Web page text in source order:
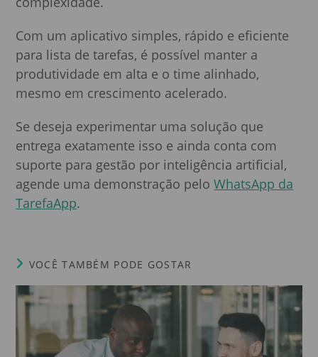
Com um aplicativo simples, rápido e eficiente
para lista de tarefas, é possível manter a
produtividade em alta e o time alinhado,
mesmo em crescimento acelerado.
Se deseja experimentar uma solução que
entrega exatamente isso e ainda conta com
suporte para gestão por inteligência artificial,
agende uma demonstração peloWhatsApp da
TarefaApp.
VOCÊ TAMBÉM PODE GOSTAR